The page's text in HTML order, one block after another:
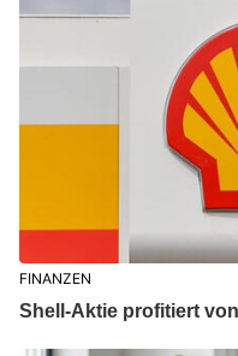
FINANZEN
Shell-Aktie profitiert